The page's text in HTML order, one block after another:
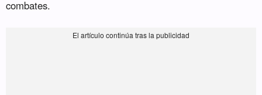
combates.